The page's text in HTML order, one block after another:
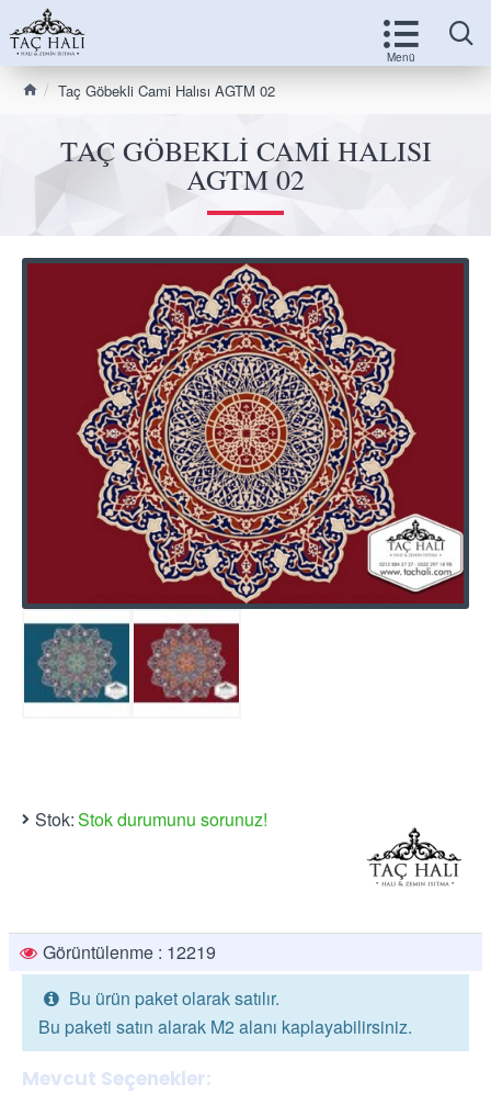
Taç Göbekli Cami Halısı AGTM 02
TAÇ GÖBEKLI CAMI HALISI
AGTM 02
Stok:Stok durumunu sorunuz!
Görüntülenme : 12219
Mevcut Seçenekler:
Bu ürün paket olarak satılır.
Bu paketi satın alarak M2 alanı kaplayabilirsiniz.